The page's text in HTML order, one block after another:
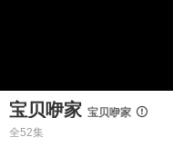
宝贝咿家 宝贝咿家
全52集